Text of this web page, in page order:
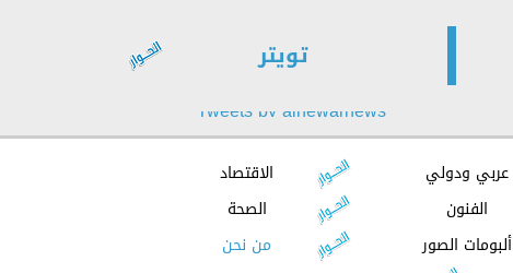
تويتر
Tweets by alhewarnews
عربي ودولي
الاقتصاد
الفنون
الصحة
ألبومات الصور
من نحن